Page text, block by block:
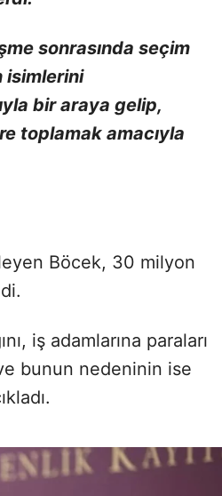
sonrasında seçim
isimlerini
bir araya gelip,
toplamak amacıyla
Böcek, 30 milyon
iş adamlarına paraları
bunun nedeninin ise